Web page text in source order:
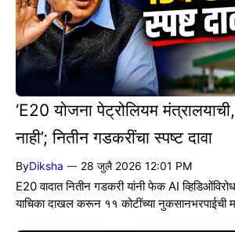
‘E20 योजना पेट्रोलियम
नाही’; नितीन गडकरींचा स्पष्ट दावा
ByDiksha — 28 जुलै 2026 12:01 PM
E20 वादात नितीन गडकरी यांनी फेक AI
याचिका दाखल करून ११ कोटींच्या नुकसानभरपाईची